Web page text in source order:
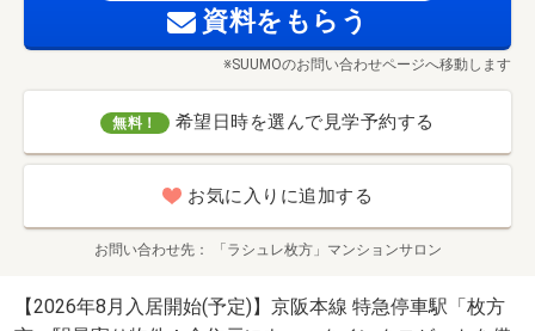
資料をもらう
※SUUMOのお問い合わせページへ移動します
無料！ 希望日時を選んで見学予約する
お気に入りに追加する
お問い合わせ先 「ラシュレ枚方」マンションサロン
【2026年8月入居開始(予定)】京阪本線 特急停車駅「枚方